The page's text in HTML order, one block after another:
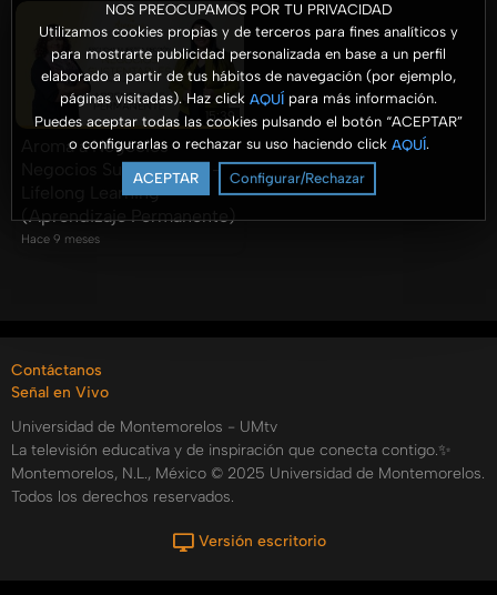
NOS PREOCUPAMOS POR TU PRIVACIDAD
Utilizamos cookies propias y de terceros para fines analíticos y
para mostrarte publicidad personalizada en base a un perfil
elaborado a partir de tus hábitos de navegación (por ejemplo,
páginas visitadas). Haz click AQUÍ para más información.
Puedes aceptar todas las cookies pulsando el botón “ACEPTAR”
o configurarlas o rechazar su uso haciendo click AQUÍ.
ACEPTAR Configurar/Rechazar
15:39
Aroma a Negocios -
Negocios Sustentables -
Lifelong Learning
(Aprendizaje Permanente)
Hace 9 meses
Contáctanos
Señal en Vivo
Universidad de Montemorelos - UMtv
La televisión educativa y de inspiración que conecta contigo.✨
Montemorelos, N.L., México © 2025 Universidad de Montemorelos.
Todos los derechos reservados.
Versión escritorio